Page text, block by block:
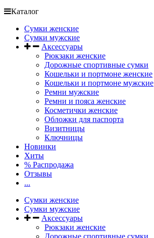
Каталог
Сумки женские
Сумки мужские
Аксессуары
Рюкзаки женские
Дорожные спортивные сумки
Кошельки и портмоне женские
Кошельки и портмоне мужские
Ремни мужские
Ремни и пояса женские
Косметички женские
Обложки для паспорта
Визитницы
Ключницы
Новинки
Хиты
% Распродажа
Отзывы
...
Сумки женские
Сумки мужские
Аксессуары
Рюкзаки женские
Дорожные спортивные сумки